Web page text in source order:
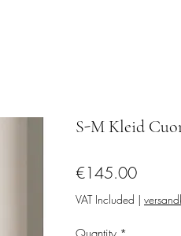
S-M Kleid
€145.00Price
VAT Included |